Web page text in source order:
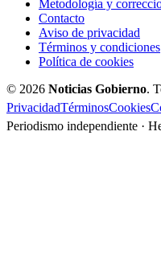
Metodología y
Contacto
Aviso de privacidad
Términos y condiciones
Política de cookies
© 2026 Noticias Gobierno.
PrivacidadTérminosCookies
Periodismo independiente ·